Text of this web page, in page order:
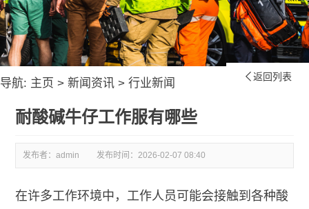
导航: 主页 > 新闻资讯 > 行业新闻  返回列表
耐酸碱牛仔工作服有哪些
发布者：admin 发布时间：2026-02-07 08:40
在许多工作环境中，工作人员可能会接触到各种酸